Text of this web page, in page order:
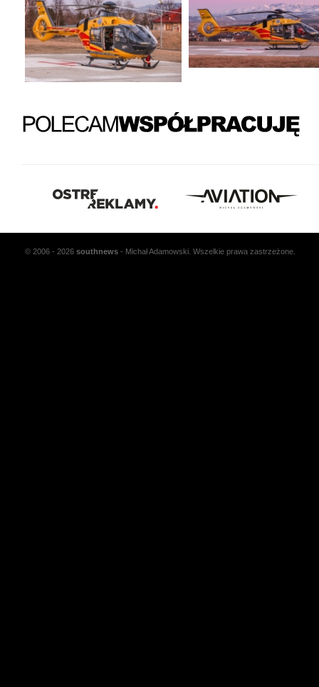
© 2006 - 2026 southnews - Michał Adamowski. Wszelkie prawa zastrzeżone.